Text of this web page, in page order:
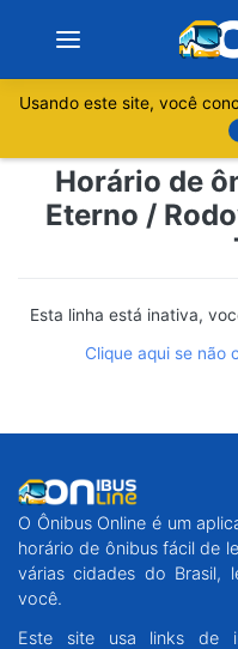
Sobre
São Paulo
Espírito Santo
Paraná
Santa Catarina
Usando este site, você
Horário de
Eterno /
Esta linha está inativa,
Clique aqui se não
O Ônibus Online é um
horário de ônibus fácil de
várias cidades do Brasil,
você.
Este site usa links de